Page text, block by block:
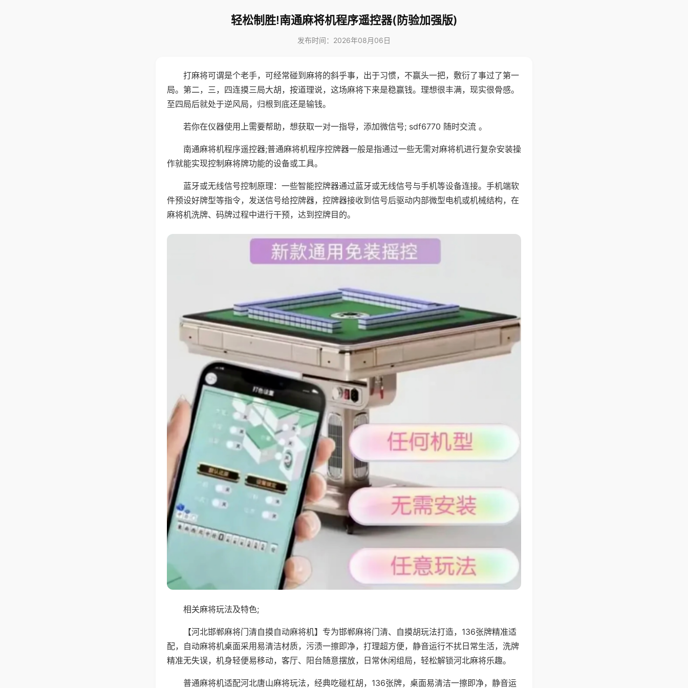
轻松制胜!南通麻将机程序遥控器(防验加强版)
发布时间：2026年08月06日
打麻将可谓是个老手，可经常碰到麻将的斜乎事，出于习惯，不赢头一把，敷衍了事过了第一
局。第二，三，四连摸三局大胡，按道理说，这场麻将下来是稳赢钱。理想很丰满，现实很骨感。
至四局后就处于逆风局，归根到底还是输钱。
若你在仪器使用上需要帮助，想获取一对一指导，添加微信号; sdf6770 随时交流 。
南通麻将机程序遥控器;普通麻将机程序控牌器一般是指通过一些无需对麻将机进行复杂安装操
作就能实现控制麻将牌功能的设备或工具。
蓝牙或无线信号控制原理：一些智能控牌器通过蓝牙或无线信号与手机等设备连接。手机端软
件预设好牌型等指令，发送信号给控牌器，控牌器接收到信号后驱动内部微型电机或机械结构，在
麻将机洗牌、码牌过程中进行干预，达到控牌目的。
相关麻将玩法及特色;
【河北邯郸麻将门清自摸自动麻将机】专为邯郸麻将门清、自摸胡玩法打造，136张牌精准适
配，自动麻将机桌面采用易清洁材质，污渍一擦即净，打理超方便，静音运行不扰日常生活，洗牌
精准无失误，机身轻便易移动，客厅、阳台随意摆放，日常休闲组局，轻松解锁河北麻将乐趣。
普通麻将机适配河北唐山麻将玩法，经典吃碰杠胡，136张牌，桌面易清洁一擦即净，静音运